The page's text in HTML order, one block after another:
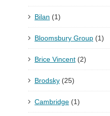
Bilan (1)
Bloomsbury Group (1)
Brice Vincent (2)
Brodsky (25)
Cambridge (1)